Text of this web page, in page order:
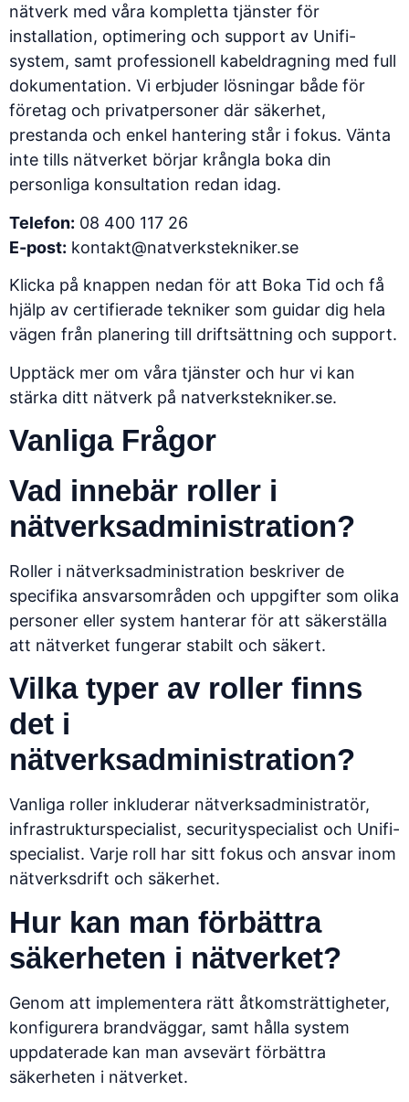
nätverk med våra kompletta tjänster för
installation, optimering och support av Unifi-
system, samt professionell kabeldragning med full
dokumentation. Vi erbjuder lösningar både för
företag och privatpersoner där säkerhet,
prestanda och enkel hantering står i fokus. Vänta
inte tills nätverket börjar krångla boka din
personliga konsultation redan idag.
Telefon: 08 400 117 26
E-post: kontakt@natverkstekniker.se
Klicka på knappen nedan för att Boka Tid och få
hjälp av certifierade tekniker som guidar dig hela
vägen från planering till driftsättning och support.
Upptäck mer om våra tjänster och hur vi kan
stärka ditt nätverk på natverkstekniker.se.
Vanliga Frågor
Vad innebär roller i
nätverksadministration?
Roller i nätverksadministration beskriver de
specifika ansvarsområden och uppgifter som olika
personer eller system hanterar för att säkerställa
att nätverket fungerar stabilt och säkert.
Vilka typer av roller finns
det i
nätverksadministration?
Vanliga roller inkluderar nätverksadministratör,
infrastrukturspecialist, securityspecialist och Unifi-
specialist. Varje roll har sitt fokus och ansvar inom
nätverksdrift och säkerhet.
Hur kan man förbättra
säkerheten i nätverket?
Genom att implementera rätt åtkomsträttigheter,
konfigurera brandväggar, samt hålla system
uppdaterade kan man avsevärt förbättra
säkerheten i nätverket.